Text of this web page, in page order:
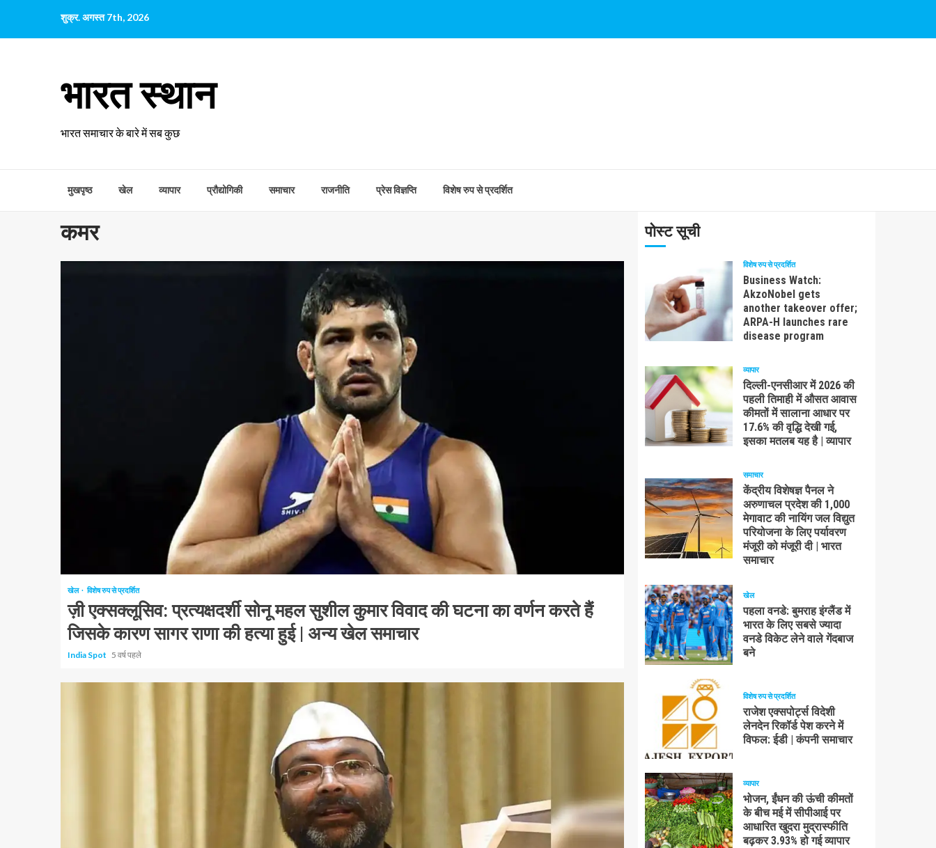
पर
शुक्र. अगस्त 7th, 2026
भारत स्थान
भारत समाचार के बारे में सब कुछ
मुखपृष्ठ खेल व्यापार प्रौद्योगिकी समाचार राजनीति प्रेस विज्ञप्ति विशेष रुप से प्रदर्शित
कमर
खेल विशेष रुप से प्रदर्शित
ज़ी एक्सक्लूसिव: प्रत्यक्षदर्शी सोनू महल सुशील कुमार विवाद की घटना का वर्णन करते हैं
जिसके कारण सागर राणा की हत्या हुई | अन्य खेल समाचार
India Spot 5 वर्ष पहले
पोस्ट सूची
विशेष रुप से प्रदर्शित
Business Watch:
AkzoNobel gets
another takeover offer;
ARPA-H launches rare
disease program
व्यापार
दिल्ली-एनसीआर में 2026 की
पहली तिमाही में औसत आवास
कीमतों में सालाना आधार पर
17.6% की वृद्धि देखी गई,
इसका मतलब यह है | व्यापार
समाचार
केंद्रीय विशेषज्ञ पैनल ने
अरुणाचल प्रदेश की 1,000
मेगावाट की नायिंग जल विद्युत
परियोजना के लिए पर्यावरण
मंजूरी को मंजूरी दी | भारत
समाचार
खेल
पहला वनडे: बुमराह इंग्लैंड में
भारत के लिए सबसे ज्यादा
वनडे विकेट लेने वाले गेंदबाज
बने
विशेष रुप से प्रदर्शित
राजेश एक्सपोर्ट्स विदेशी
लेनदेन रिकॉर्ड पेश करने में
विफल: ईडी | कंपनी समाचार
व्यापार
भोजन, ईंधन की ऊंची कीमतों
के बीच मई में सीपीआई पर
आधारित खुदरा मुद्रास्फीति
बढ़कर 3.93% हो गई व्यापार